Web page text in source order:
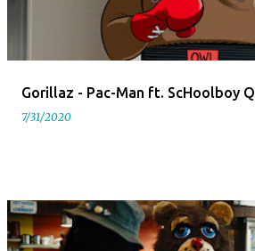
Gorillaz - Pac-Man ft. ScHoolboy Q
7/31/2020